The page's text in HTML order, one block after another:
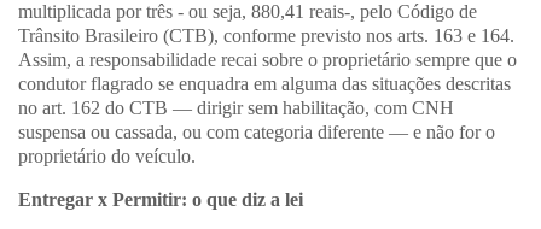
multiplicada por três - ou seja, 880,41 reais-, pelo Código de
Trânsito Brasileiro (CTB), conforme previsto nos arts. 163 e 164.
Assim, a responsabilidade recai sobre o proprietário sempre que o
condutor flagrado se enquadra em alguma das situações descritas
no art. 162 do CTB — dirigir sem habilitação, com CNH
suspensa ou cassada, ou com categoria diferente — e não for o
proprietário do veículo.
Entregar x Permitir: o que diz a lei